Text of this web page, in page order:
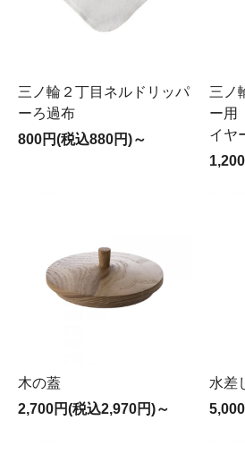
三ノ輪２丁目ネルドリッパ
ーろ過布
800円(税込880円)～
三ノ
ー
イヤ
木の蓋
2,700円(税込2,970円)～
水差